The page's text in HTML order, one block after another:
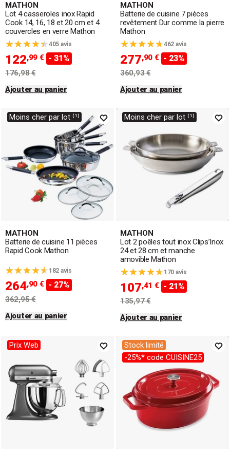
MATHON
Lot 4 casseroles inox Rapid
Cook 14, 16, 18 et 20 cm et 4
couvercles en verre Mathon
405 avis
122,99 € - 31%
176,98 €
Ajouter au panier
MATHON
Batterie de cuisine 7 pièces
revêtement Dur comme la pierre
Mathon
462 avis
277,90 € - 23%
360,93 €
Ajouter au panier
Moins cher par lot ⁽¹⁾
MATHON
Batterie de cuisine 11 pièces
Rapid Cook Mathon
182 avis
264,90 € - 27%
362,95 €
Ajouter au panier
Moins cher par lot ⁽¹⁾
MATHON
Lot 2 poêles tout inox Clips’Inox
24 et 28 cm et manche
amovible Mathon
170 avis
107,41 € - 21%
135,97 €
Ajouter au panier
Prix Web
Stock limité
-25%* code CUISINE25